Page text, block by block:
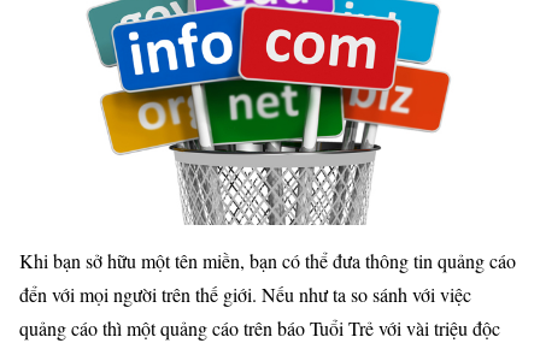
Khi bạn sở hữu một tên miền, bạn có thể đưa thông tin quảng cáo
đển với mọi người trên thế giới. Nếu như ta so sánh với việc
quảng cáo thì một quảng cáo trên báo Tuổi Trẻ với vài triệu độc